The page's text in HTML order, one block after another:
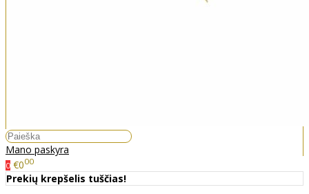
Mano paskyra
0 €000
Prekių krepšelis tuščias!